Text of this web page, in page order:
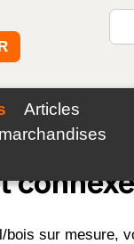
Articles
bois sur mesure,